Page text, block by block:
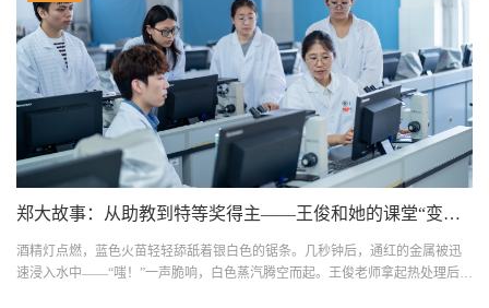
郑大故事：从助教到特等奖得主——王俊和她的课堂“变形记”
酒精灯点燃，蓝色火苗轻轻舔舐着银白色的锯条。几秒钟后，通红的金属被迅
速浸入水中——“嗤！”一声脆响，白色蒸汽腾空而起。王俊老师拿起热处理后的